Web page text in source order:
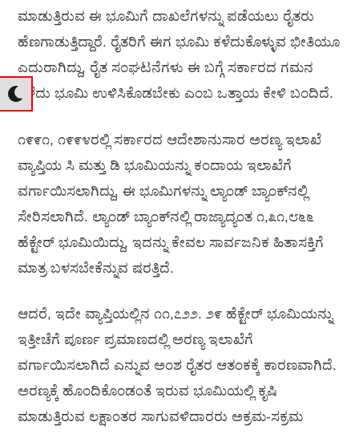
ಮಾಡುತ್ತಿರುವ ಈ ಭೂಮಿಗೆ ದಾಖಲೆಗಳನ್ನು ಪಡೆಯಲು ರೈತರು
ಹೆಣಗಾಡುತ್ತಿದ್ದಾರೆ. ರೈತರಿಗೆ ಈಗ ಭೂಮಿ ಕಳೆದುಕೊಳ್ಳುವ ಭೀತಿಯೂ
ಎದುರಾಗಿದ್ದು, ರೈತ ಸಂಘಟನೆಗಳು ಈ ಬಗ್ಗೆ ಸರ್ಕಾರದ ಗಮನ
ಸೆಳೆದು ಭೂಮಿ ಉಳಿಸಿಕೊಡಬೇಕು ಎಂಬ ಒತ್ತಾಯ ಕೇಳಿ ಬಂದಿದೆ.
೧೯೯೧, ೧೯೯೪ರಲ್ಲಿ ಸರ್ಕಾರದ ಆದೇಶಾನುಸಾರ ಅರಣ್ಯ ಇಲಾಖೆ
ವ್ಯಾಪ್ತಿಯ ಸಿ ಮತ್ತು ಡಿ ಭೂಮಿಯನ್ನು ಕಂದಾಯ ಇಲಾಖೆಗೆ
ವರ್ಗಾಯಿಸಲಾಗಿದ್ದು, ಈ ಭೂಮಿಗಳನ್ನು ಲ್ಯಾಂಡ್ ಬ್ಯಾಂಕ್‌ನಲ್ಲಿ
ಸೇರಿಸಲಾಗಿದೆ. ಲ್ಯಾಂಡ್ ಬ್ಯಾಂಕ್‌ನಲ್ಲಿ ರಾಜ್ಯಾದ್ಯಂತ ೧,೩೧,೮೬೬
ಹೆಕ್ಟೇರ್ ಭೂಮಿಯಿದ್ದು, ಇದನ್ನು ಕೇವಲ ಸಾರ್ವಜನಿಕ ಹಿತಾಸಕ್ತಿಗೆ
ಮಾತ್ರ ಬಳಸಬೇಕೆನ್ನುವ ಷರತ್ತಿದೆ.
ಆದರೆ, ಇದೇ ವ್ಯಾಪ್ತಿಯಲ್ಲಿನ ೧೧,೭೨೨. ೨೯ ಹೆಕ್ಟೇರ್ ಭೂಮಿಯನ್ನು
ಇತ್ತೀಚೆಗೆ ಪೂರ್ಣ ಪ್ರಮಾಣದಲ್ಲಿ ಅರಣ್ಯ ಇಲಾಖೆಗೆ
ವರ್ಗಾಯಿಸಲಾಗಿದೆ ಎನ್ನುವ ಅಂಶ ರೈತರ ಆತಂಕಕ್ಕೆ ಕಾರಣವಾಗಿದೆ.
ಅರಣ್ಯಕ್ಕೆ ಹೊಂದಿಕೊಂಡಂತೆ ಇರುವ ಭೂಮಿಯಲ್ಲಿ ಕೃಷಿ
ಮಾಡುತ್ತಿರುವ ಲಕ್ಷಾಂತರ ಸಾಗುವಳಿದಾರರು ಅಕ್ರಮ-ಸಕ್ರಮ